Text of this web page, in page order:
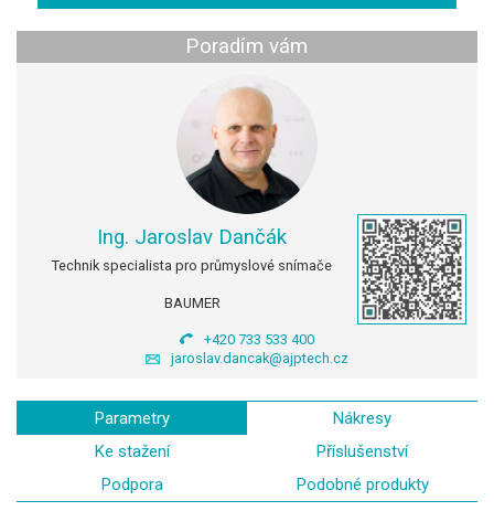
Poradím vám
Ing. Jaroslav Dančák
Technik specialista pro průmyslové snímače
BAUMER
+420 733 533 400
jaroslav.dancak@ajptech.cz
Parametry
Nákresy
Ke stažení
Příslušenství
Podpora
Podobné produkty